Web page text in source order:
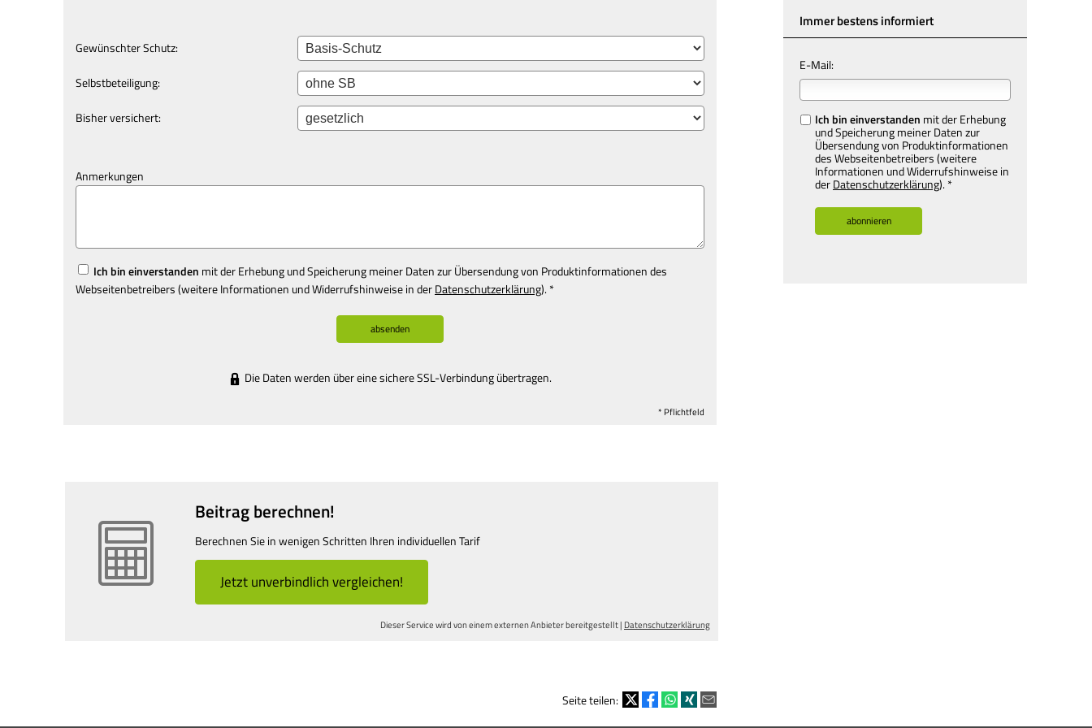
Immer bestens informiert
E-Mail:
Ich bin einverstanden mit der Erhebung
und Speicherung meiner Daten zur
Übersendung von Produktinformationen
des Webseitenbetreibers (weitere
Informationen und Widerrufshinweise in
derDatenschutzerklärung). *
Gewünschter Schutz:
Selbstbeteiligung:
Bisher versichert:
Anmerkungen
Ich bin einverstanden mit der Erhebung und Speicherung meiner Daten zur Übersendung von Produktinformationen des
Webseitenbetreibers (weitere Informationen und Widerrufshinweise in derDatenschutzerklärung). *
absenden
Die Daten werden über eine sichere SSL-Verbindung übertragen.
* Pflichtfeld
Beitrag berechnen!
Berechnen Sie in wenigen Schritten Ihren individuellen Tarif
Jetzt unverbindlich ver­gleichen!
Dieser Service wird von einem externen Anbieter bereitgestellt | Datenschutzerklärung
Seite teilen: